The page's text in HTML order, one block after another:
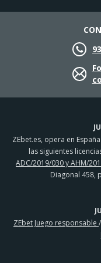
ZEbet.es, opera en
las siguientes
ADC/2019/030 y AHM/
Diagonal 458,
ZEbet Juego responsable /